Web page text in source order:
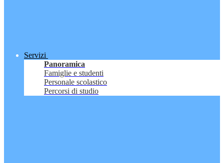
Servizi
Panoramica
Famiglie e studenti
Personale scolastico
Percorsi di studio